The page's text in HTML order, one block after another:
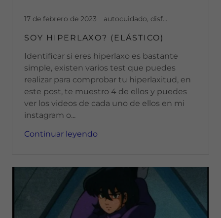
17 de febrero de 2023 autocuidado, disfuncion temporomandibular, dolor articular, dolor cronico, ejercicio físico, elasticos, golpes, habitos, mandibula, ruido mandibular, Ruidos en articulacion, salud, salud bucal
SOY HIPERLAXO? (ELÁSTICO)
Identificar si eres hiperlaxo es bastante
simple, existen varios test que puedes
realizar para comprobar tu hiperlaxitud, en
este post, te muestro 4 de ellos y puedes
ver los videos de cada uno de ellos en mi
instagram o...
Continuar leyendo